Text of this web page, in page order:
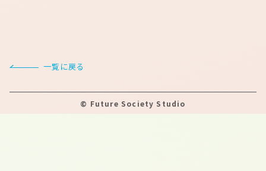
一覧に戻る
© Future Society Studio